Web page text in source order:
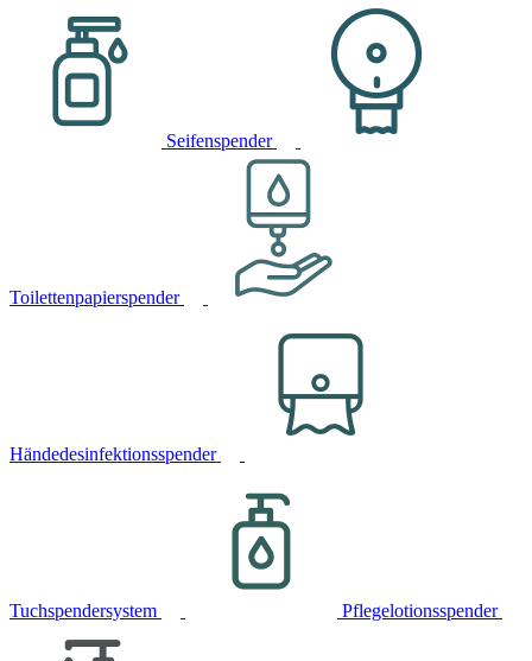
Seifenspender
Toilettenpapierspender
Händedesinfektionsspender
Tuchspendersystem Pflegelotionsspender